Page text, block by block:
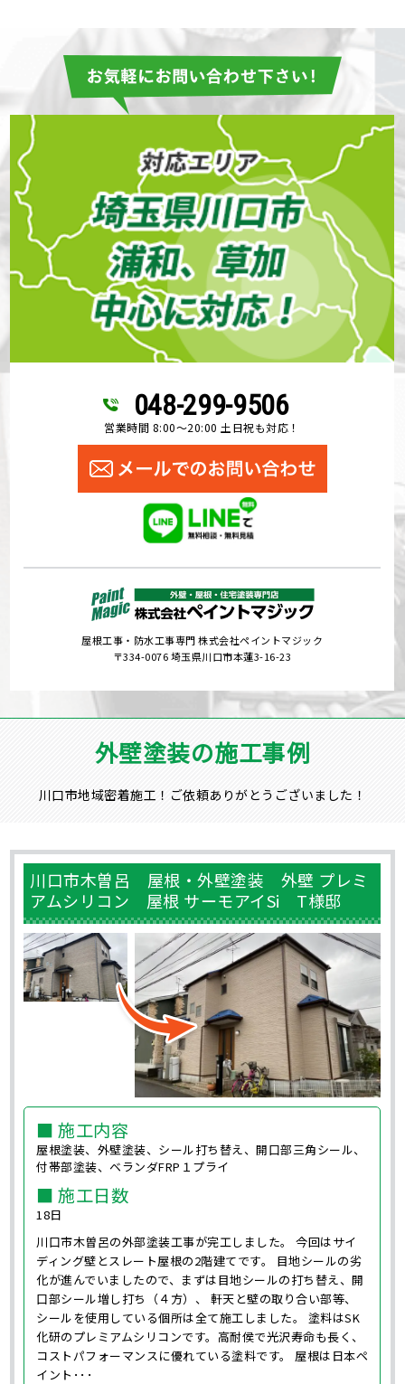
048-299-9506
営業時間 8:00～20:00 土日祝も対応！
屋根工事・防水工事専門 株式会社ペイントマジック
〒334-0076 埼玉県川口市本蓮3-16-23
外壁塗装の施工事例
川口市地域密着施工！ご依頼ありがとうございました！
川口市木曽呂 屋根・外壁塗装 外壁 プレミ
アムシリコン 屋根 サーモアイSi T様邸
■ 施工内容
屋根塗装、外壁塗装、シール打ち替え、開口部三角シール、
付帯部塗装、ベランダFRP１プライ
■ 施工日数
18日
川口市木曽呂の外部塗装工事が完工しました。 今回はサイ
ディング壁とスレート屋根の2階建てです。 目地シールの劣
化が進んでいましたので、まずは目地シールの打ち替え、開
口部シール増し打ち（４方）、 軒天と壁の取り合い部等、
シールを使用している個所は全て施工しました。 塗料はSK
化研のプレミアムシリコンです。高耐侯で光沢寿命も長く、
コストパフォーマンスに優れている塗料です。 屋根は日本ペ
イント･･･